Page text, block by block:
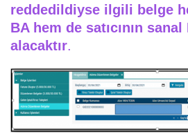
reddedildiyse ilgili belge
BA hem de satıcının
alacaktır.